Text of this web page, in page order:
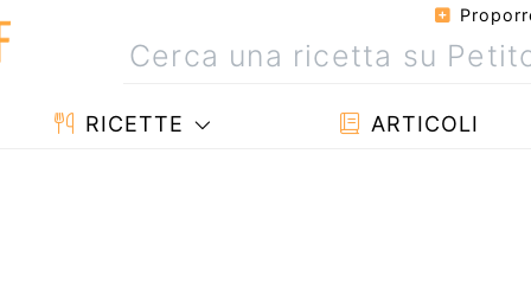
RICETTE ARTICOLI